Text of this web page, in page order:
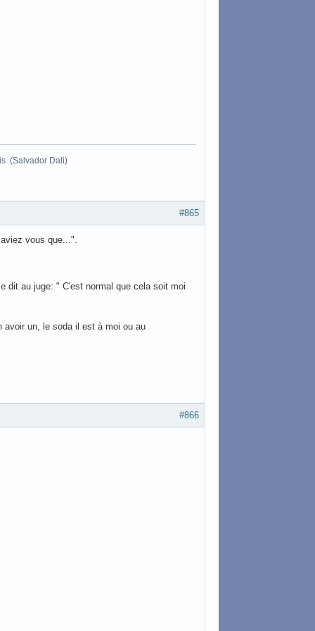
(Salvador Dali)
#865
vous que...".
dit au juge: " C'est normal que cela soit moi
avoir un, le soda il est à moi ou au
#866